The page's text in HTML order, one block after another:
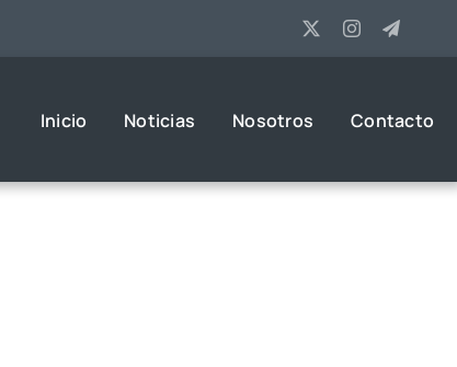
Inicio Noticias Nosotros Contacto